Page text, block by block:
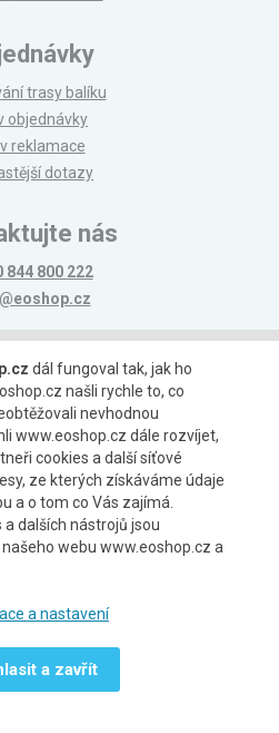
trasy balíku
objednávky
reklamace
dotazy
nás
844 800 222
platby
dopravy
dál fungoval tak, jak ho
našli rychle to, co
nevhodnou
www.eoshop.cz dále rozvíjet,
cookies a další síťové
ze kterých získáváme údaje
a o tom co Vás zajímá.
a dalších nástrojů jsou
webu www.eoshop.cz a
a nastavení
a zavřít